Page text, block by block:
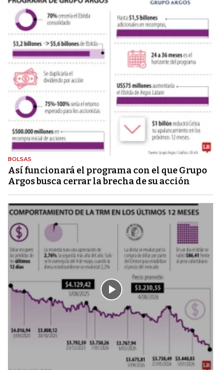
BOLSAS
Así funcionará el programa con el que Grupo
Argos busca cerrar la brecha de su acción